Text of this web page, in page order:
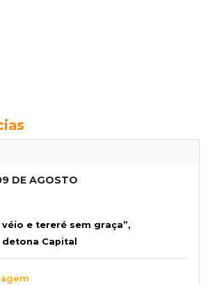
DE AGOSTO
e tereré sem graça”,
Capital